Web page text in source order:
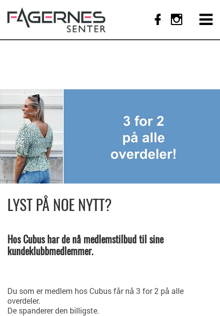
LYST PÅ NOE NYTT?
Hos Cubus har de nå medlemstilbud til sine
kundeklubbmedlemmer.
Du som er medlem hos Cubus får nå 3 for 2 på alle
overdeler.
De spanderer den billigste.